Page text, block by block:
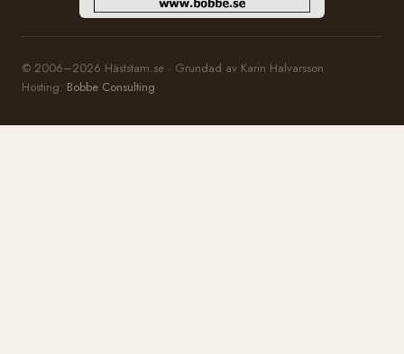
© 2006–2026 Häststam.se · Grundad av Karin Halvarsson
Hosting: Bobbe Consulting